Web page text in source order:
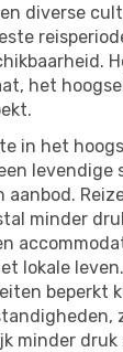
diverse
het
in het
levendige
minder
lokale
beperkt
minder